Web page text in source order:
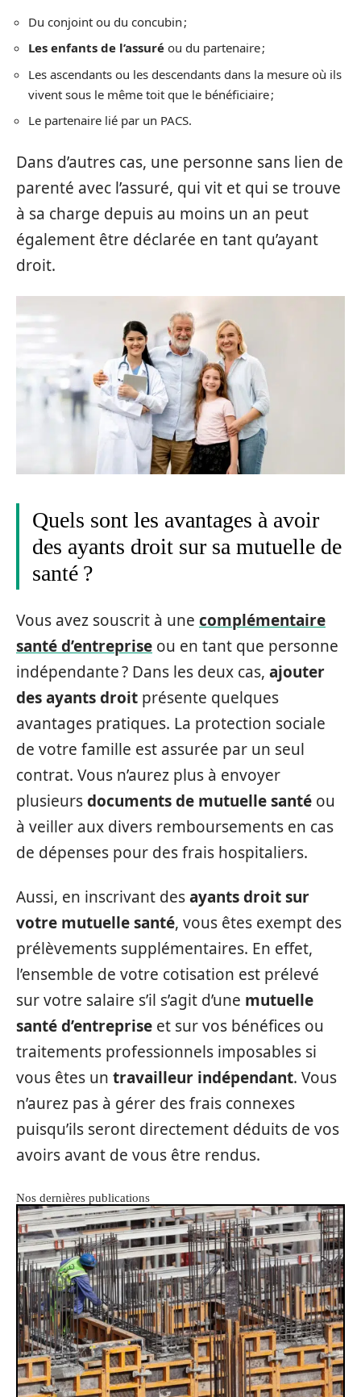
Du conjoint ou du concubin ;
Les enfants de l’assuré ou du partenaire ;
Les ascendants ou les descendants dans la mesure où ils
vivent sous le même toit que le bénéficiaire ;
Le partenaire lié par un PACS.
Dans d’autres cas, une personne sans lien de
parenté avec l’assuré, qui vit et qui se trouve
à sa charge depuis au moins un an peut
également être déclarée en tant qu’ayant
droit.
Quels sont les avantages à avoir
des ayants droit sur sa mutuelle de
santé ?
Vous avez souscrit à une complémentaire
santé d’entreprise ou en tant que personne
indépendante ? Dans les deux cas, ajouter
des ayants droit présente quelques
avantages pratiques. La protection sociale
de votre famille est assurée par un seul
contrat. Vous n’aurez plus à envoyer
plusieursdocuments de mutuelle santé ou
à veiller aux divers remboursements en cas
de dépenses pour des frais hospitaliers.
Aussi, en inscrivant desayants droit sur
votre mutuelle santé, vous êtes exempt des
prélèvements supplémentaires. En effet,
l’ensemble de votre cotisation est prélevé
sur votre salaire s’il s’agit d’une mutuelle
santé d’entreprise et sur vos bénéfices ou
traitements professionnels imposables si
vous êtes un travailleur indépendant. Vous
n’aurez pas à gérer des frais connexes
puisqu’ils seront directement déduits de vos
avoirs avant de vous être rendus.
Nos dernières publications